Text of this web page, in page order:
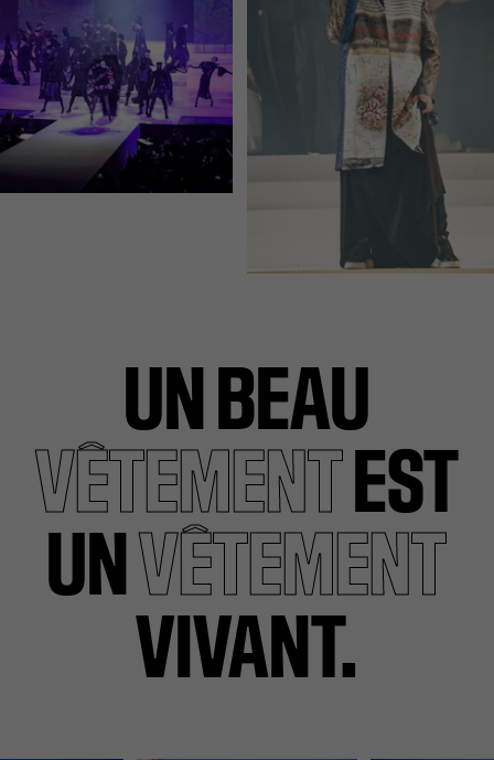
UN BEAU
VÊTEMENTEST
UNVÊTEMENT
VIVANT.